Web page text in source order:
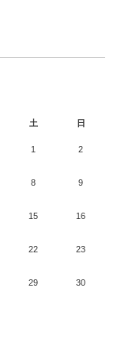
土 日
1 2
8 9
15 16
22 23
29 30